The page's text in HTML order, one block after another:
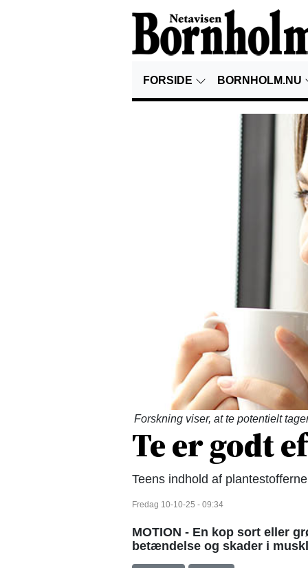
FORSIDE BORNHOLM.NU
Forskning viser, at te potentielt
Te er godt
Teens indhold af
Fredag 10-10-25 - 09:34
MOTION - En kop sort eller
betændelse og skader i